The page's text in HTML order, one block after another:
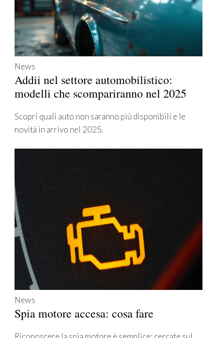
News
Addii nel settore automobilistico:
modelli che scompariranno nel 2025
Scopri quali auto non saranno più disponibili e le
novità in arrivo nel 2025.
News
Spia motore accesa: cosa fare